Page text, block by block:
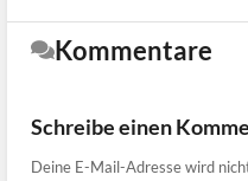
Kommentare
Schreibe einen
Deine E-Mail-Adresse wird